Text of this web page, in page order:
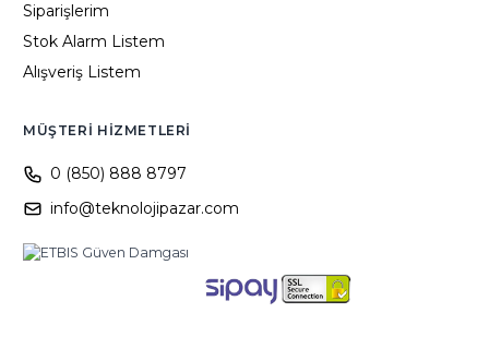
Siparişlerim
Stok Alarm Listem
Alışveriş Listem
MÜŞTERI HIZMETLERI
0 (850) 888 8797
info@teknolojipazar.com